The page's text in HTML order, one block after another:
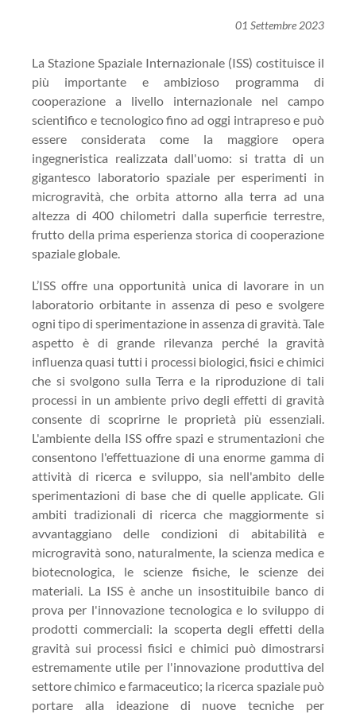
01 Settembre 2023
La Stazione Spaziale Internazionale (ISS) costituisce il
più importante e ambizioso programma di
cooperazione a livello internazionale nel campo
scientifico e tecnologico fino ad oggi intrapreso e può
essere considerata come la maggiore opera
ingegneristica realizzata dall'uomo: si tratta di un
gigantesco laboratorio spaziale per esperimenti in
microgravità, che orbita attorno alla terra ad una
altezza di 400 chilometri dalla superficie terrestre,
frutto della prima esperienza storica di cooperazione
spaziale globale.
L’ISS offre una opportunità unica di lavorare in un
laboratorio orbitante in assenza di peso e svolgere
ogni tipo di sperimentazione in assenza di gravità. Tale
aspetto è di grande rilevanza perché la gravità
influenza quasi tutti i processi biologici, fisici e chimici
che si svolgono sulla Terra e la riproduzione di tali
processi in un ambiente privo degli effetti di gravità
consente di scoprirne le proprietà più essenziali.
L'ambiente della ISS offre spazi e strumentazioni che
consentono l'effettuazione di una enorme gamma di
attività di ricerca e sviluppo, sia nell'ambito delle
sperimentazioni di base che di quelle applicate. Gli
ambiti tradizionali di ricerca che maggiormente si
avvantaggiano delle condizioni di abitabilità e
microgravità sono, naturalmente, la scienza medica e
biotecnologica, le scienze fisiche, le scienze dei
materiali. La ISS è anche un insostituibile banco di
prova per l'innovazione tecnologica e lo sviluppo di
prodotti commerciali: la scoperta degli effetti della
gravità sui processi fisici e chimici può dimostrarsi
estremamente utile per l'innovazione produttiva del
settore chimico e farmaceutico; la ricerca spaziale può
portare alla ideazione di nuove tecniche per